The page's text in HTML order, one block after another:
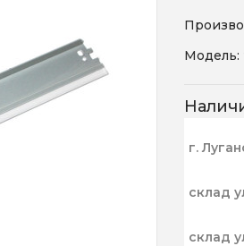
Модель:
г.
склад
склад